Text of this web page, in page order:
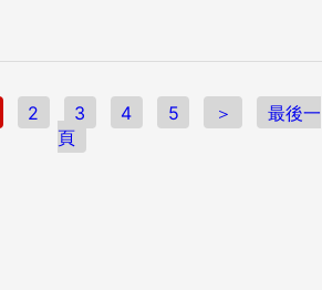
活，那種興奮喜悅之情千金難換！從中
的富足，也是我在工作中從未有過的。
鍵。退休後是非常自由的，但同時也會
己來填補，若沒有先行計畫、準備，很
時間，卻不知道該做什麼的空虛窘境。
活預想與規畫，所謂的退休生活就是無
部分的人都沒有意識到自己想要一個什
認為沒有預先排演的退休練習曲可以譜
從事某項興趣，卻忽略了體力與腦力的
2 3 4 5 ＞
最後一
頁